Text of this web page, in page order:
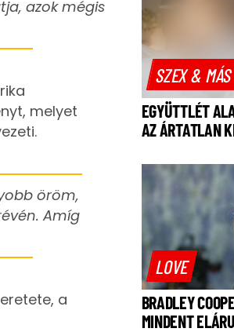
azok mégis
melyet
öröm,
Amíg
a
SZEX & MÁS
EGYÜTTLÉT
AZ ÁRTATLAN
LOVE
BRADLEY
MINDENT